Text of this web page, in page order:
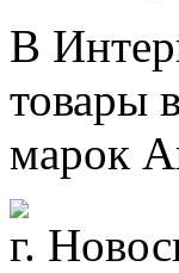
В
товары
марок
г.